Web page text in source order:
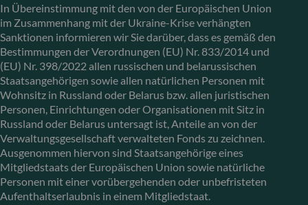
In Übereinstimmung mit den von der Europäischen Union
im Zusammenhang mit der Ukraine-Krise verhängten
Sanktionen informieren wir Sie darüber, dass es gemäß den
Bestimmungen der Verordnungen (EU) Nr. 833/2014 und
(EU) Nr. 398/2022 allen russischen und belarussischen
Staatsangehörigen sowie allen natürlichen Personen mit
Wohnsitz in Russland oder Belarus bzw. allen juristischen
Personen, Einrichtungen oder Organisationen mit Sitz in
Russland oder Belarus untersagt ist, Anteile an von der
Verwaltungsgesellschaft verwalteten Fonds zu zeichnen.
Ausgenommen hiervon sind Staatsangehörige eines
Mitgliedstaats der Europäischen Union sowie natürliche
Personen mit einer vorübergehenden oder unbefristeten
Aufenthaltserlaubnis in einem Mitgliedstaat.